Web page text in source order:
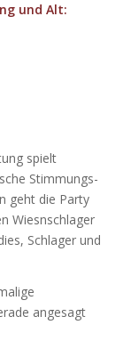
und Alt:
spielt
Stimmungs-
geht die Party
Wiesnschlager
Schlager und
angesagt